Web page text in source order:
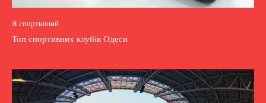
Я спортивний
Топ спортивних клубів Одеси